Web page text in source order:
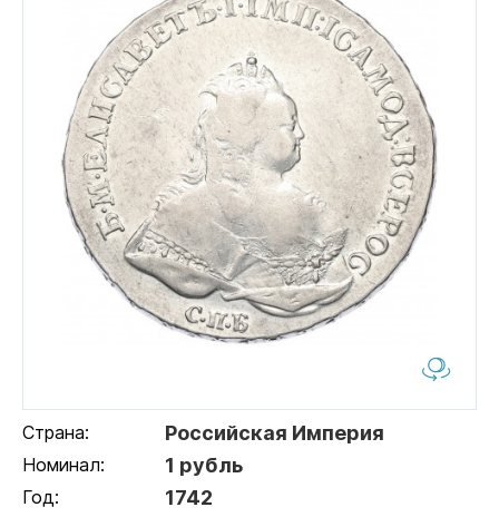
Страна: Российская Империя
Номинал: 1 рубль
Год: 1742